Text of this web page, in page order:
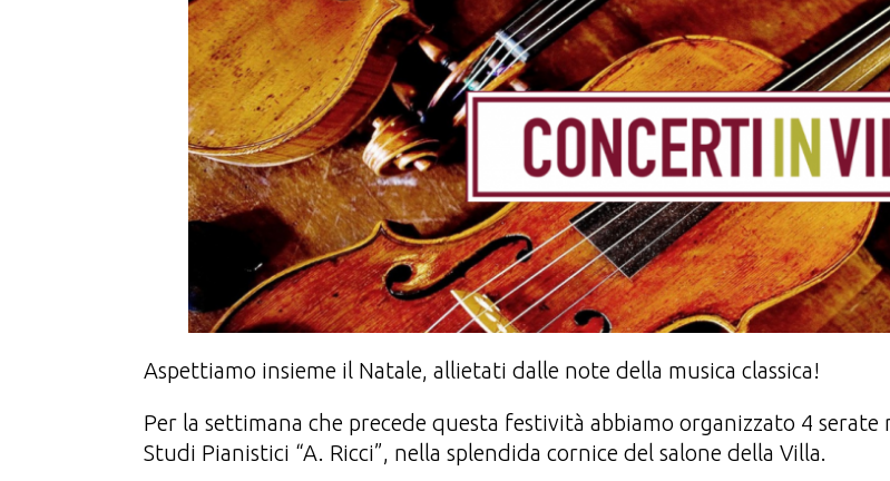
Aspettiamo insieme il Natale, allietati dalle note della musica classica!
Per la settimana che precede questa festività abbiamo organizzato 4 serate
Studi Pianistici “A. Ricci”, nella splendida cornice del salone della Villa.